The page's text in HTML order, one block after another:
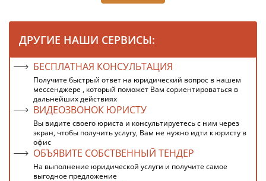
ДРУГИЕ НАШИ СЕРВИСЫ:
БЕСПЛАТНАЯ КОНСУЛЬТАЦИЯ
Получите быстрый ответ на юридический вопрос в нашем
мессенджере , который поможет Вам сориентироваться в
дальнейших действиях
ВИДЕОЗВОНОК ЮРИСТУ
Вы видите своего юриста и консультируетесь с ним через
экран, чтобы получить услугу, Вам не нужно идти к юристу в
офис
ОБЪЯВИТЕ СОБСТВЕННЫЙ ТЕНДЕР
На выполнение юридической услуги и получите самое
выгодное предложение